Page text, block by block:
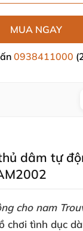
MUA NGAY
0938411000
dâm tự
cho nam
chơi tình dục